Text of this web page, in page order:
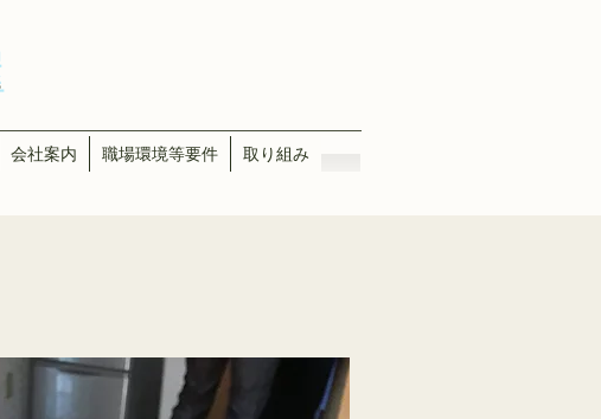
会社案内 職場環境等要件 取り組み